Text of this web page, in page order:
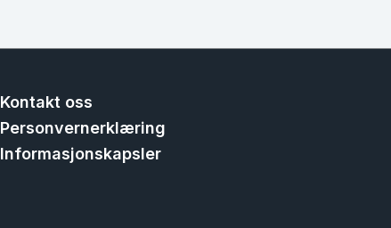
Kontakt oss
Personvernerklæring
Informasjonskapsler